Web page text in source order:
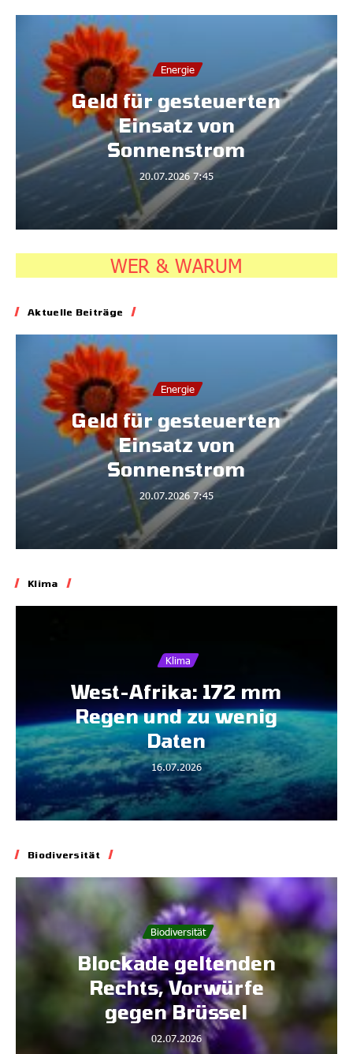
Energie
Geld für gesteuerten
Einsatz von
Sonnenstrom
20.07.2026 7:45
WER & WARUM
Aktuelle Beiträge
Energie
Geld für gesteuerten
Einsatz von
Sonnenstrom
20.07.2026 7:45
Klima
Klima
West-Afrika: 172 mm
Regen und zu wenig
Daten
16.07.2026
Biodiversität
Biodiversität
Blockade geltenden
Rechts, Vorwürfe
gegen Brüssel
02.07.2026